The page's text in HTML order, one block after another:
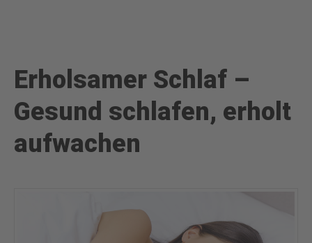
Erholsamer Schlaf –
Gesund schlafen, erholt
aufwachen